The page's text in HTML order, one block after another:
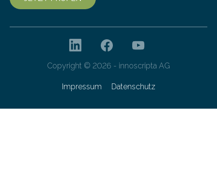
Copyright © 2026 - innoscripta AG
Impressum Datenschutz